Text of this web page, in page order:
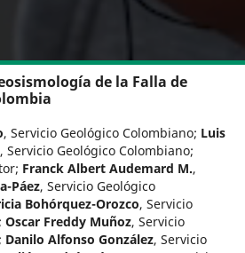
de la Falla de
, Servicio Geológico Colombiano; Luis
, Servicio Geológico Colombiano;
; Franck Albert Audemard M.,
Páez, Servicio Geológico
Bohórquez-Orozco, Servicio
Oscar Freddy Muñoz, Servicio
Danilo Alfonso González, Servicio